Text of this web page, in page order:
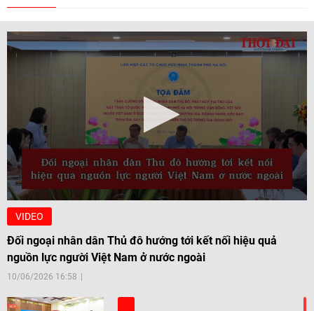
VIDEO
Đối ngoại nhân dân Thủ đô hướng tới kết nối hiệu quả
nguồn lực người Việt Nam ở nước ngoài
10/06/2026 16:58